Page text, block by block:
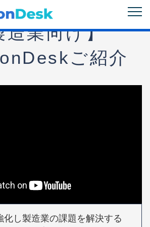
造業向け】
ご紹介
化し製造業の課題を解決する